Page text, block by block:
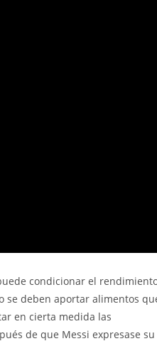
condicionar el
se deben aportar alimentos
en cierta medida las
de que Messi expresase su